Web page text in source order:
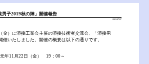
男子2019秋の陣」開催報告
2021/07/07
金）に溶接工業会主催の溶接技術者交流会、「溶接男
催いたしました。開催の概要は以下の通りです。
11月22日（金） 19：00～